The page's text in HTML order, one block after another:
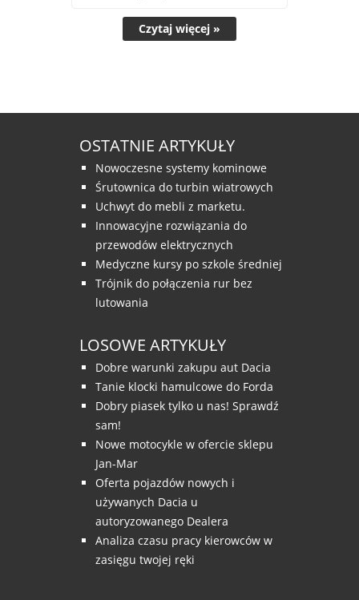
Czytaj więcej »
OSTATNIE ARTYKUŁY
Nowoczesne systemy kominowe
Śrutownica do turbin wiatrowych
Uchwyt do mebli z marketu.
Innowacyjne rozwiązania do
przewodów elektrycznych
Medyczne kursy po szkole średniej
Trójnik do połączenia rur bez
lutowania
LOSOWE ARTYKUŁY
Dobre warunki zakupu aut Dacia
Tanie klocki hamulcowe do Forda
Dobry piasek tylko u nas! Sprawdź
sam!
Nowe motocykle w ofercie sklepu
Jan-Mar
Oferta pojazdów nowych i
używanych Dacia u
autoryzowanego Dealera
Analiza czasu pracy kierowców w
zasięgu twojej ręki